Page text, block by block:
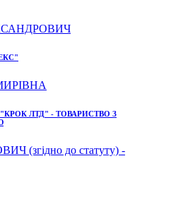
ЛТД" - ТОВАРИСТВО З
(згідно до статуту) -